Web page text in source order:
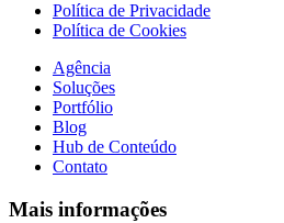
Política de Privacidade
Política de Cookies
Agência
Soluções
Portfólio
Blog
Hub de Conteúdo
Contato
Mais informações